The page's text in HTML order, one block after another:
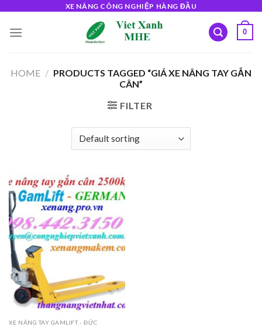
content
XE NÂNG CÔNG NGHIỆP HÀNG ĐẦU
0
HOME / PRODUCTS TAGGED “GIÁ XE NÂNG TAY GẮN
CÂN”
FILTER
XE NÂNG TAY GAMLIFT - ĐỨC